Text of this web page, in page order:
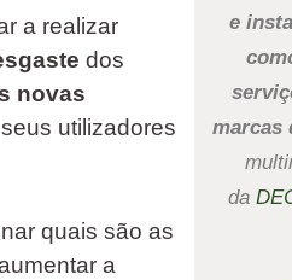
a realizar
dos
novas
utilizadores
quais são as
a
e
marcas
da